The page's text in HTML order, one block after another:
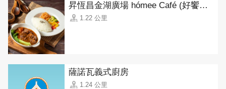
昇恆昌金湖廣場 hómee Café (好饗咖啡)
1.22 公里
薩諾瓦義式廚房
1.24 公里